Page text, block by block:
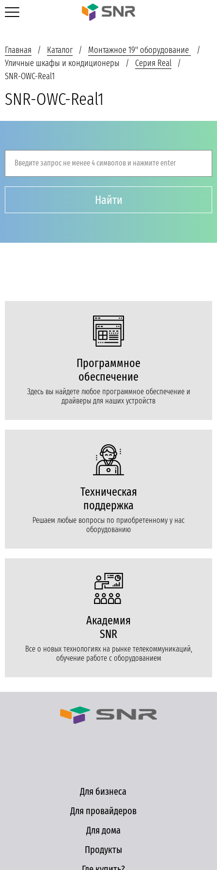
Главная Каталог
Монтажное 19'' оборудование
Уличные шкафы и кондиционеры
Серия Real
SNR-OWC-Real1
SNR-OWC-Real1
Введите запрос не менее 4 символов и нажмите enter
Найти
Программное
обеспечение
Здесь вы найдете любое программное обеспечение и
драйверы для наших устройств
Техническая
поддержка
Решаем любые вопросы по приобретенному у нас
оборудованию
Академия
SNR
Все о новых технологиях на рынке телекоммуникаций,
обучение работе с оборудованием
Для бизнеса
Для провайдеров
Для дома
Продукты